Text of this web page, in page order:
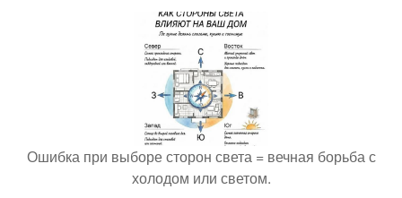
Ошибка при выборе сторон света = вечная борьба с
холодом или светом.